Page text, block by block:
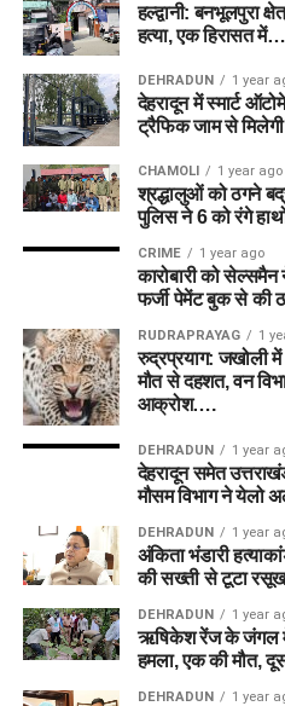
हल्द्वानी: बनभूलपुरा
हत्या, एक हिरासत में…
DEHRADUN 1 year
देहरादून में स्मार्ट
ट्रैफिक जाम से
CHAMOLI 1 year ago
श्रद्धालुओं को ठगने
पुलिस ने 6 को रंगे
CRIME 1 year ago
कारोबारी को
फर्जी पेमेंट बुक से की
RUDRAPRAYAG 1
रुद्रप्रयाग: जखोली
मौत से दहशत, वन
आक्रोश….
DEHRADUN 1 year
देहरादून समेत
मौसम विभाग ने येलो
DEHRADUN 1 year
अंकिता भंडारी
की सख्ती से टूटा
DEHRADUN 1 year
ऋषिकेश रेंज के जंगल में
हमला, एक की मौत,
DEHRADUN 1 year